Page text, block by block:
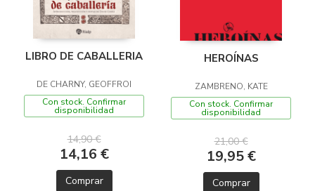
LIBRO DE CABALLERIA
DE CHARNY, GEOFFROI
Con stock. Confirmar
disponibilidad
14,90 €
14,16 €
Comprar
HEROÍNAS
ZAMBRENO, KATE
Con stock. Confirmar
disponibilidad
21,00 €
19,95 €
Comprar